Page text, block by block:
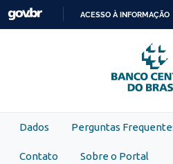
Skip to main content
PARA
O
ACESSO À INFORMAÇÃO
Dados Perguntas
Contato Sobre o Portal